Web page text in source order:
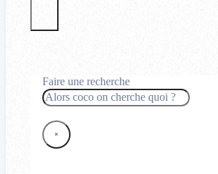
Faire une recherche
Rechercher
×